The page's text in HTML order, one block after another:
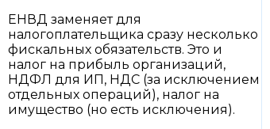
ЕНВД заменяет для
налогоплательщика сразу несколько
фискальных обязательств. Это и
налог на прибыль организаций,
НДФЛ для ИП, НДС (за исключением
отдельных операций), налог на
имущество (но есть исключения).